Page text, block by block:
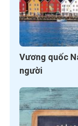
Vương quốc
người